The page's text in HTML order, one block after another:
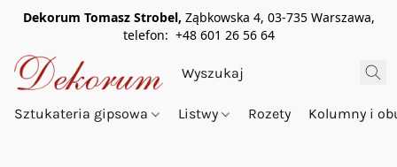
Dekorum Tomasz Strobel, Ząbkowska 4, 03-735 Warszawa,
telefon: +48 601 26 56 64
Sztukateria gipsowa Listwy Rozety Kolumny i